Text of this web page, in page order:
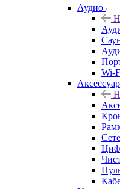
Аудио
Wi-